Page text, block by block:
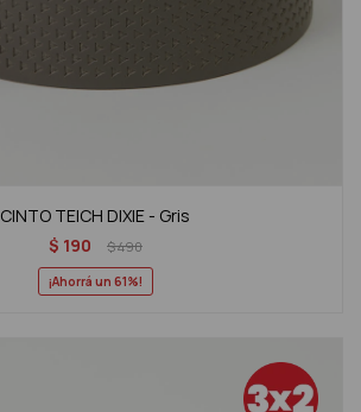
CINTO TEICH DIXIE - Gris
$ 190 $490
61